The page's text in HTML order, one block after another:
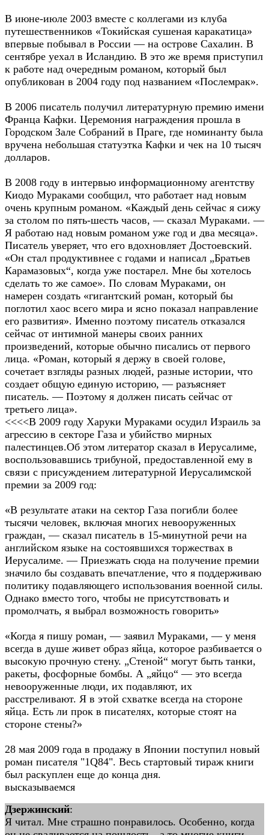
В июне-июле 2003 вместе с коллегами из клуба
путешественников «Токийская сушеная каракатица»
впервые побывал в России — на острове Сахалин. В
сентябре уехал в Исландию. В это же время приступил
к работе над очередным романом, который был
опубликован в 2004 году под названием «Послемрак».
В 2006 писатель получил литературную премию имени
Франца Кафки. Церемония награждения прошла в
Городском Зале Собраний в Праге, где номинанту была
вручена небольшая статуэтка Кафки и чек на 10 тысяч
долларов.
В 2008 году в интервью информационному агентству
Киодо Мураками сообщил, что работает над новым
очень крупным романом. «Каждый день сейчас я сижу
за столом по пять-шесть часов, — сказал Мураками. —
Я работаю над новым романом уже год и два месяца».
Писатель уверяет, что его вдохновляет Достоевский.
«Он стал продуктивнее с годами и написал „Братьев
Карамазовых“, когда уже постарел. Мне бы хотелось
сделать то же самое». По словам Мураками, он
намерен создать «гигантский роман, который бы
поглотил хаос всего мира и ясно показал направление
его развития». Именно поэтому писатель отказался
сейчас от интимной манеры своих ранних
произведений, которые обычно писались от первого
лица. «Роман, который я держу в своей голове,
сочетает взгляды разных людей, разные истории, что
создает общую единую историю, — разъясняет
писатель. — Поэтому я должен писать сейчас от
третьего лица».
<<<<В 2009 году Харуки Мураками осудил Израиль за
агрессию в секторе Газа и убийство мирных
палестинцев.Об этом литератор сказал в Иерусалиме,
воспользовавшись трибуной, предоставленной ему в
связи с присуждением литературной Иерусалимской
премии за 2009 год:
«В результате атаки на сектор Газа погибли более
тысячи человек, включая многих невооруженных
граждан, — сказал писатель в 15-минутной речи на
английском языке на состоявшихся торжествах в
Иерусалиме. — Приезжать сюда на получение премии
значило бы создавать впечатление, что я поддерживаю
политику подавляющего использования военной силы.
Однако вместо того, чтобы не присутствовать и
промолчать, я выбрал возможность говорить»
«Когда я пишу роман, — заявил Мураками, — у меня
всегда в душе живет образ яйца, которое разбивается о
высокую прочную стену. „Стеной“ могут быть танки,
ракеты, фосфорные бомбы. А „яйцо“ — это всегда
невооруженные люди, их подавляют, их
расстреливают. Я в этой схватке всегда на стороне
яйца. Есть ли прок в писателях, которые стоят на
стороне стены?»
28 мая 2009 года в продажу в Японии поступил новый
роман писателя "1Q84". Весь стартовый тираж книги
был раскуплен еще до конца дня.
высказываемся
Дзержинский:
Я читал. Мне страшно понравилось. Особенно, когда